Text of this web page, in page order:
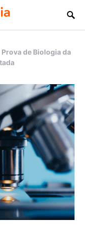
Prova de Biologia da